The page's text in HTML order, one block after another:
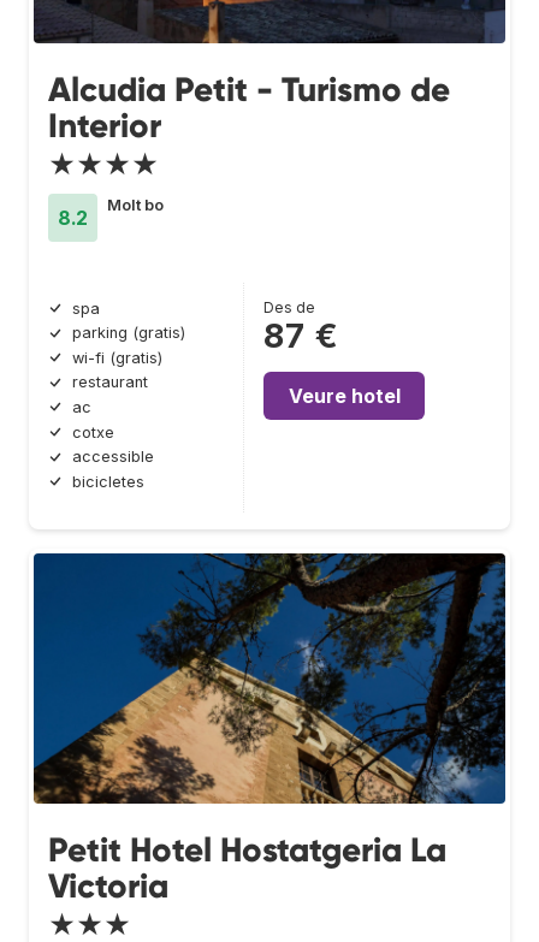
Alcudia Petit - Turismo de
Interior
★★★★
8.2
Molt bo
spa
parking (gratis)
wi-fi (gratis)
restaurant
ac
cotxe
accessible
bicicletes
Des de
87 €
Veure hotel
Petit Hotel Hostatgeria La
Victoria
★★★